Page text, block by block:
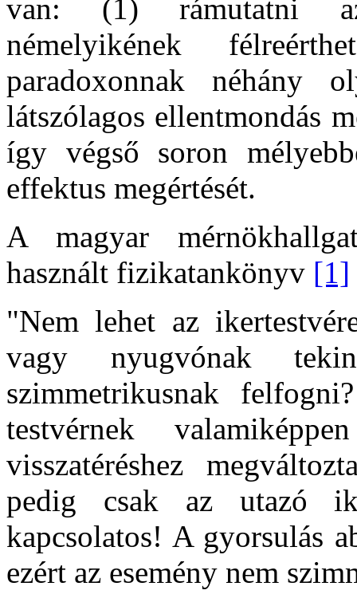
van: (1) rámutatni az
némelyikének
paradoxonnak néhány
látszólagos ellentmondás
így végső soron
effektus megértését.
A magyar
használt fizikatankönyv [1]
"Nem lehet az
vagy nyugvónak
szimmetrikusnak
testvérnek
visszatéréshez
pedig csak az utazó
kapcsolatos! A gyorsulás
ezért az esemény nem